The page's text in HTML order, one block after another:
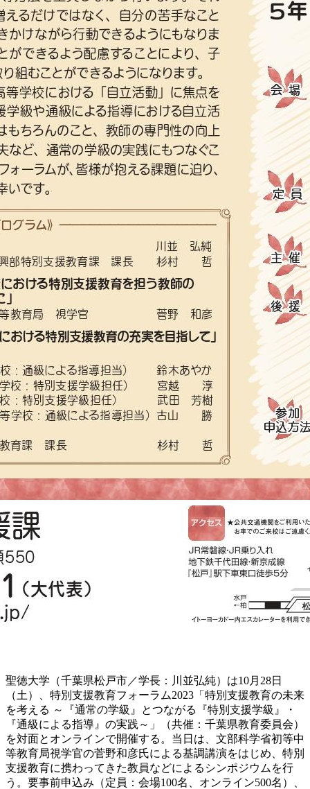
聖徳大学（千葉県松戸市／学長：川並弘純）は10月28日
（土）、特別支援教育フォーラム2023「特別支援教育の未来
を考える ～『通常の学級』とつながる『特別支援学級』・
『通級による指導』の実践～」（共催：千葉県教育委員会）
を対面とオンラインで開催する。当日は、文部科学省初等中
等教育局視学官の菅野和彦氏による基調講演をはじめ、特別
支援教育に携わってきた教員などによるシンポジウムを行
う。要事前申込み（定員：会場100名、オンライン500名）、